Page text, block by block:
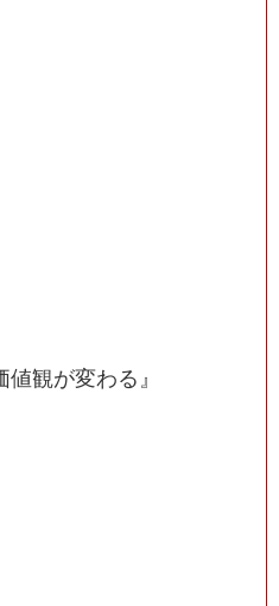
値観が変わる』